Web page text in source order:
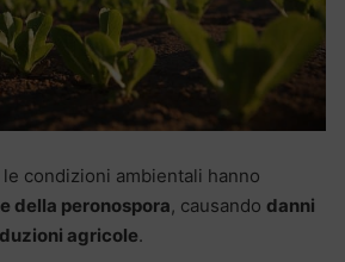
le condizioni ambientali hanno
della peronospora, causando danni
agricole.